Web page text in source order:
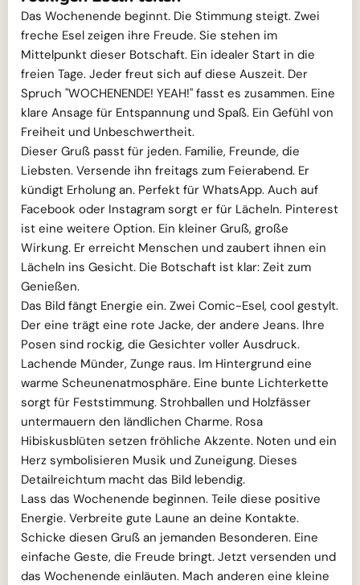
Das Wochenende beginnt. Die Stimmung steigt. Zwei
freche Esel zeigen ihre Freude. Sie stehen im
Mittelpunkt dieser Botschaft. Ein idealer Start in die
freien Tage. Jeder freut sich auf diese Auszeit. Der
Spruch "WOCHENENDE! YEAH!" fasst es zusammen. Eine
klare Ansage für Entspannung und Spaß. Ein Gefühl von
Freiheit und Unbeschwertheit.
Dieser Gruß passt für jeden. Familie, Freunde, die
Liebsten. Versende ihn freitags zum Feierabend. Er
kündigt Erholung an. Perfekt für WhatsApp. Auch auf
Facebook oder Instagram sorgt er für Lächeln. Pinterest
ist eine weitere Option. Ein kleiner Gruß, große
Wirkung. Er erreicht Menschen und zaubert ihnen ein
Lächeln ins Gesicht. Die Botschaft ist klar: Zeit zum
Genießen.
Das Bild fängt Energie ein. Zwei Comic-Esel, cool gestylt.
Der eine trägt eine rote Jacke, der andere Jeans. Ihre
Posen sind rockig, die Gesichter voller Ausdruck.
Lachende Münder, Zunge raus. Im Hintergrund eine
warme Scheunenatmosphäre. Eine bunte Lichterkette
sorgt für Feststimmung. Strohballen und Holzfässer
untermauern den ländlichen Charme. Rosa
Hibiskusblüten setzen fröhliche Akzente. Noten und ein
Herz symbolisieren Musik und Zuneigung. Dieses
Detailreichtum macht das Bild lebendig.
Lass das Wochenende beginnen. Teile diese positive
Energie. Verbreite gute Laune an deine Kontakte.
Schicke diesen Gruß an jemanden Besonderen. Eine
einfache Geste, die Freude bringt. Jetzt versenden und
das Wochenende einläuten. Mach anderen eine kleine